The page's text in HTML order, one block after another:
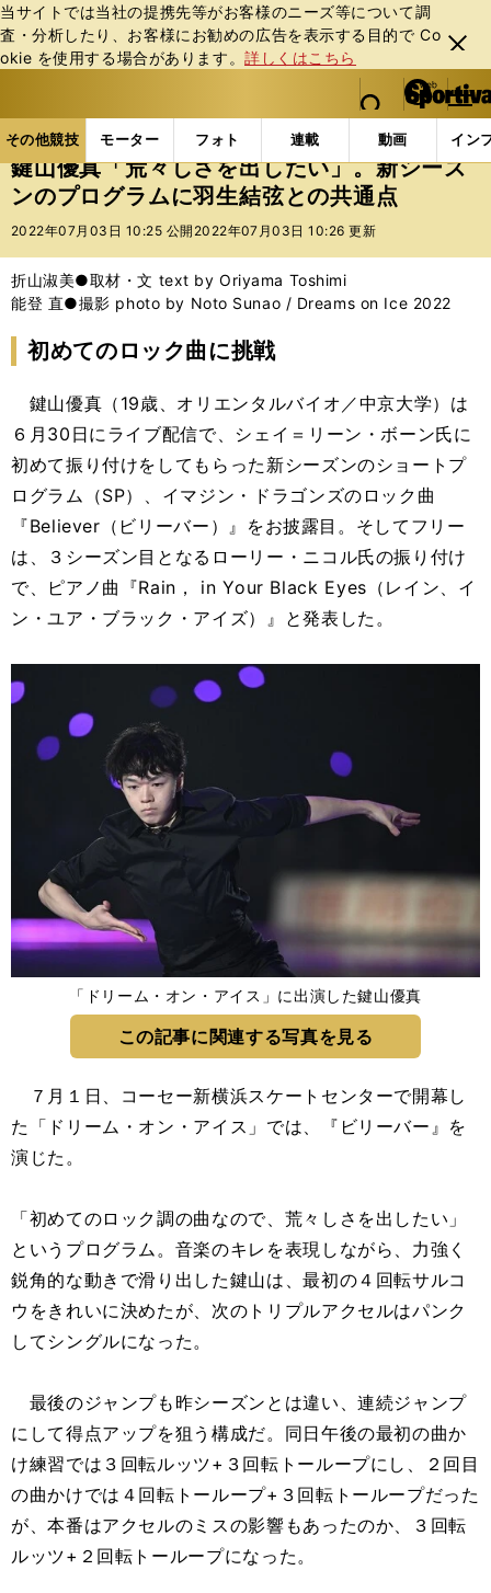
当サイトでは当社の提携先等がお客様のニーズ等について調
査・分析したり、お客様にお勧めの広告を表⽰する⽬的で Co
okie を使⽤する場合があります。詳しくはこちら
閉じ
る
web Sportiva (webスポルティーバ)
検索
マイペ
ー
ジ
メニュ
その他競技 モーター フォト 連載 動画 イン
ス
ポ
ル
バ
その他競技の記事一覧 フィギュア 鍵山優真「荒々
鍵山優真「荒々しさを出したい」。新シーズ
ンのプログラムに羽生結弦との共通点
2022年07月03日 10:25 公開 2022年07月03日 10:26 更新
折山淑美●取材・文 text by Oriyama Toshimi
能登 直●撮影 photo by Noto Sunao / Dreams on Ice 2022
初めてのロック曲に挑戦
鍵山優真（19歳、オリエンタルバイオ／中京大学）は
６月30日にライブ配信で、シェイ＝リーン・ボーン氏に
初めて振り付けをしてもらった新シーズンのショートプ
ログラム（SP）、イマジン・ドラゴンズのロック曲
『Believer（ビリーバー）』をお披露目。そしてフリー
は、３シーズン目となるローリー・ニコル氏の振り付け
で、ピアノ曲『Rain， in Your Black Eyes（レイン、イ
ン・ユア・ブラック・アイズ）』と発表した。
「ドリーム・オン・アイス」に出演した鍵山優真
この記事に関連する写真を見る
７月１日、コーセー新横浜スケートセンターで開幕し
た「ドリーム・オン・アイス」では、『ビリーバー』を
演じた。
「初めてのロック調の曲なので、荒々しさを出したい」
というプログラム。音楽のキレを表現しながら、力強く
鋭角的な動きで滑り出した鍵山は、最初の４回転サルコ
ウをきれいに決めたが、次のトリプルアクセルはパンク
してシングルになった。
最後のジャンプも昨シーズンとは違い、連続ジャンプ
にして得点アップを狙う構成だ。同日午後の最初の曲か
け練習では３回転ルッツ+３回転トーループにし、２回目
の曲かけでは４回転トーループ+３回転トーループだった
が、本番はアクセルのミスの影響もあったのか、３回転
ルッツ+２回転トーループになった。